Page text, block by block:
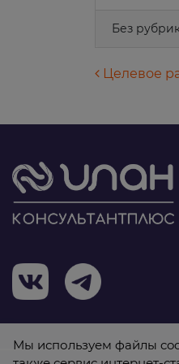
Без
Целевое
Мы используем файлы